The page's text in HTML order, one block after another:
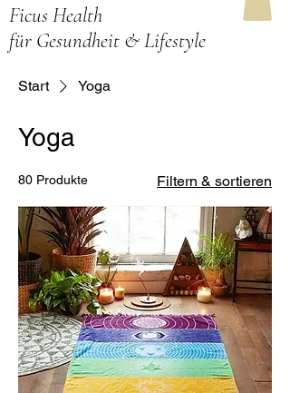
Ficus Health
für Gesundheit & Lifestyle
Start Yoga
Yoga
80 Produkte Filtern & sortieren